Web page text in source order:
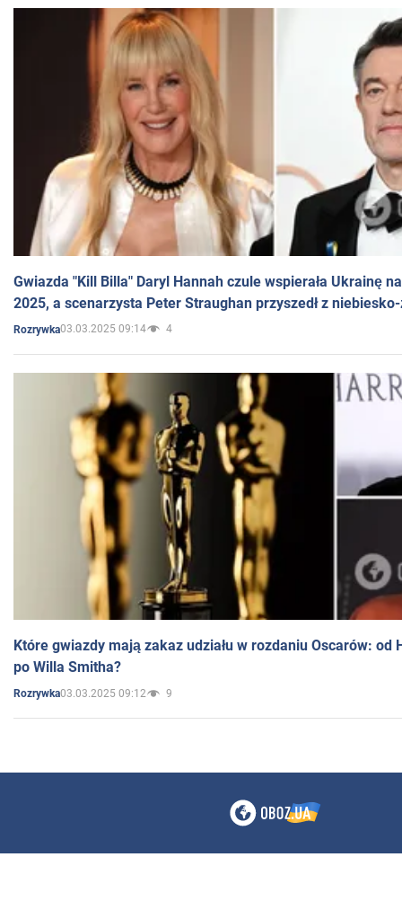
Gwiazda "Kill Billa" Daryl Hannah czule wspierała Ukrainę
2025, a scenarzysta Peter Straughan przyszedł z
Rozrywka03.03.2025 09:14 4
Które gwiazdy mają zakaz udziału w rozdaniu Oscarów: od
po Willa Smitha?
Rozrywka03.03.2025 09:12 9